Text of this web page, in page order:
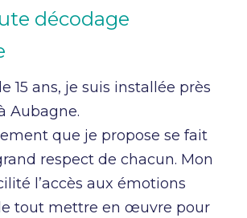
décodage
15 ans, je suis installée près
Aubagne.
que je propose se fait
respect de chacun. Mon
l’accès aux émotions
tout mettre en œuvre pour